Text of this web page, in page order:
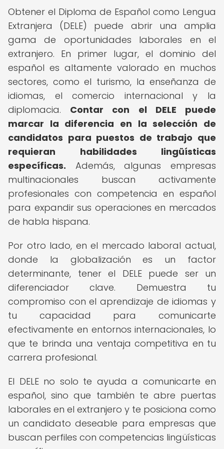
Obtener el Diploma de Español como Lengua
Extranjera (DELE) puede abrir una amplia
gama de oportunidades laborales en el
extranjero. En primer lugar, el dominio del
español es altamente valorado en muchos
sectores, como el turismo, la enseñanza de
idiomas, el comercio internacional y la
diplomacia. Contar con el DELE puede
marcar la diferencia en la selección de
candidatos para puestos de trabajo que
requieran habilidades lingüísticas
específicas. Además, algunas empresas
multinacionales buscan activamente
profesionales con competencia en español
para expandir sus operaciones en mercados
de habla hispana.
Por otro lado, en el mercado laboral actual,
donde la globalización es un factor
determinante, tener el DELE puede ser un
diferenciador clave. Demuestra tu
compromiso con el aprendizaje de idiomas y
tu capacidad para comunicarte
efectivamente en entornos internacionales, lo
que te brinda una ventaja competitiva en tu
carrera profesional.
El DELE no solo te ayuda a comunicarte en
español, sino que también te abre puertas
laborales en el extranjero y te posiciona como
un candidato deseable para empresas que
buscan perfiles con competencias lingüísticas